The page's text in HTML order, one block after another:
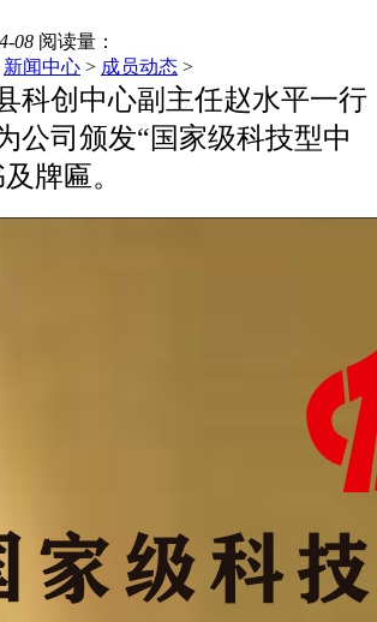
08 阅读量：
新闻中心 > 成员动态 >
科创中心副主任赵水平一行
公司颁发“国家级科技型中
牌匾。